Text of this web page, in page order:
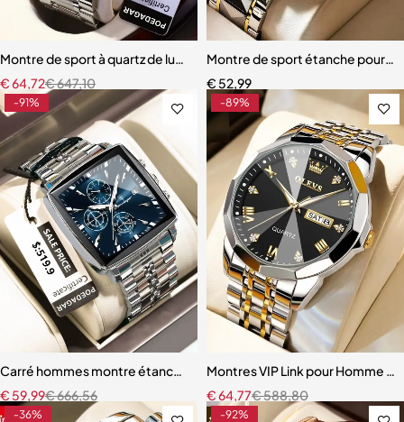
Montre de sport à quartz de luxe pour homme
€647,10
€64,72
Montre de sport étanche pour
€ 52,99
-91%
Carré hommes montre étanche lumineux chronographe
€666,56
€ 59,99
-89%
Montres VIP Link pour Homme et
€588,80
€64,77
-36% -92%